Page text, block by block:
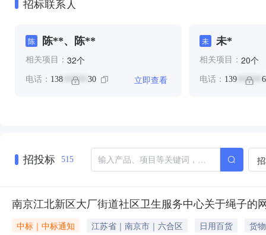
招标联系人
陈 陈**、陈**
相关项目： 32个
电话： 138 ****** 30 立即查看
未 未*
相关项目： 20个
电话： 139******
招投标 515
南京江北新区大厂街道社区卫生服务中心关于绳子的
中标｜中标通知 江苏省｜南京市｜六合区 日用百货
货物